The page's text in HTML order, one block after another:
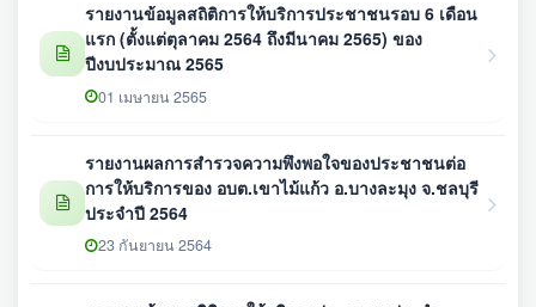
รายงานข้อมูลสถิติการให้บริการประชาชนรอบ 6 เดือน
แรก (ตั้งแต่ตุลาคม 2564 ถึงมีนาคม 2565) ของ
ปีงบประมาณ 2565
01 เมษายน 2565
รายงานผลการสำรวจความพึงพอใจของประชาชนต่อ
การให้บริการของ อบต.เขาไม้แก้ว อ.บางละมุง จ.ชลบุรี
ประจำปี 2564
23 กันยายน 2564